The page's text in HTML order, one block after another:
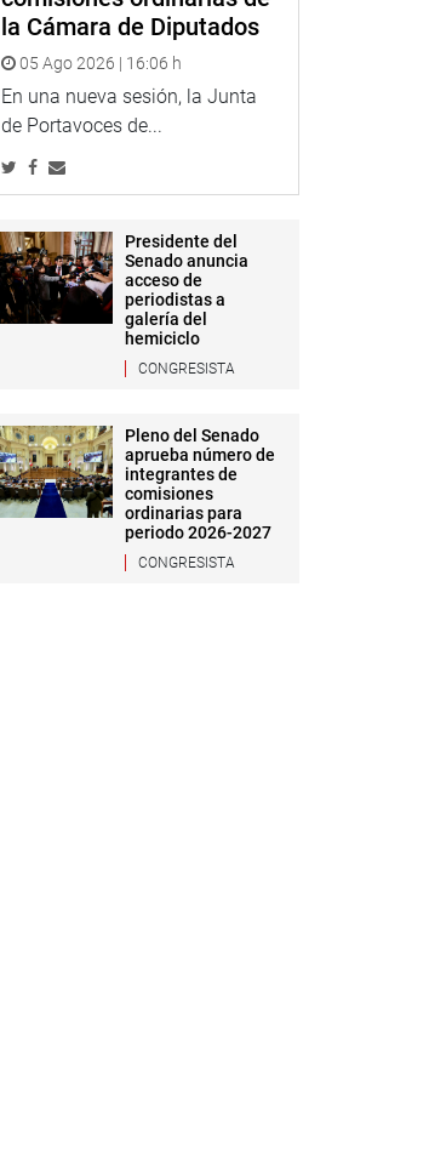
la Cámara de Diputados
05 Ago 2026 | 16:06 h
En una nueva sesión, la Junta
de Portavoces de...
Presidente del
Senado anuncia
acceso de
periodistas a
galería del
hemiciclo
CONGRESISTA
Pleno del Senado
aprueba número de
integrantes de
comisiones
ordinarias para
periodo 2026-2027
CONGRESISTA